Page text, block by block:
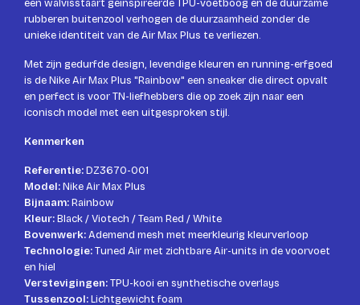
een walvisstaart geïnspireerde TPU-voetboog en de duurzame
rubberen buitenzool verhogen de duurzaamheid zonder de
unieke identiteit van de Air Max Plus te verliezen.
Met zijn gedurfde design, levendige kleuren en running-erfgoed
is de Nike Air Max Plus "Rainbow" een sneaker die direct opvalt
en perfect is voor TN-liefhebbers die op zoek zijn naar een
iconisch model met een uitgesproken stijl.
Kenmerken
Referentie:DZ3670-001
Model:Nike Air Max Plus
Bijnaam:Rainbow
Kleur:Black / Viotech / Team Red / White
Bovenwerk:Ademend mesh met meerkleurig kleurverloop
Technologie:Tuned Air met zichtbare Air-units in de voorvoet
en hiel
Verstevigingen:TPU-kooi en synthetische overlays
Tussenzool:Lichtgewicht foam